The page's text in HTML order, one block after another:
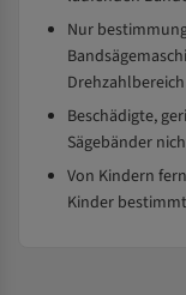
Nur
Beschädigte,
Sägebänder
Von Kindern
Kinder